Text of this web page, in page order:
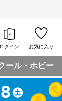
ログイン お気に入り
ール・ホビー